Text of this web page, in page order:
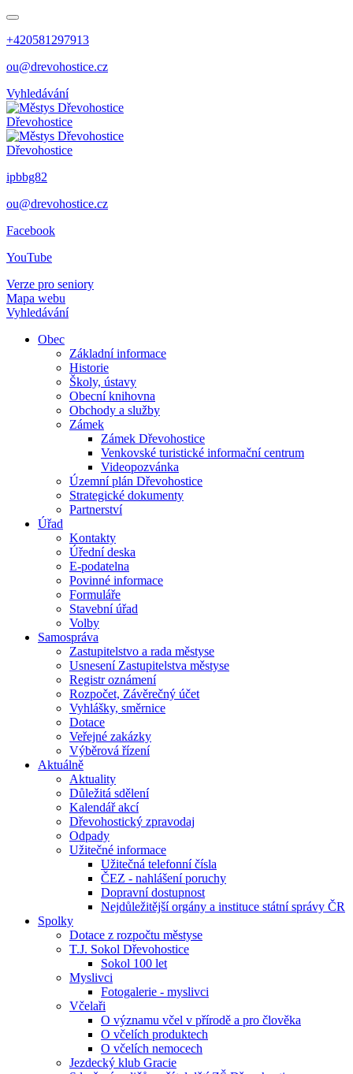
+420581297913
ou@drevohostice.cz
Vyhledávání
Dřevohostice
Dřevohostice
ipbbg82
ou@drevohostice.cz
Facebook
YouTube
Verze pro seniory
Mapa webu
Vyhledávání
Obec
Základní informace
Historie
Školy, ústavy
Obecní knihovna
Obchody a služby
Zámek
Zámek Dřevohostice
Venkovské turistické informační centrum
Videopozvánka
Územní plán Dřevohostice
Strategické dokumenty
Partnerství
Úřad
Kontakty
Úřední deska
E-podatelna
Povinné informace
Formuláře
Stavební úřad
Volby
Samospráva
Zastupitelstvo a rada městyse
Usnesení Zastupitelstva městyse
Registr oznámení
Rozpočet, Závěrečný účet
Vyhlášky, směrnice
Dotace
Veřejné zakázky
Výběrová řízení
Aktuálně
Aktuality
Důležitá sdělení
Kalendář akcí
Dřevohostický zpravodaj
Odpady
Užitečné informace
Užitečná telefonní čísla
ČEZ - nahlášení poruchy
Dopravní dostupnost
Nejdůležitější orgány a instituce státní správy ČR
Spolky
Dotace z rozpočtu městyse
T.J. Sokol Dřevohostice
Sokol 100 let
Myslivci
Fotogalerie - myslivci
Včelaři
O významu včel v přírodě a pro člověka
O včelích produktech
O včelích nemocech
Jezdecký klub Gracie